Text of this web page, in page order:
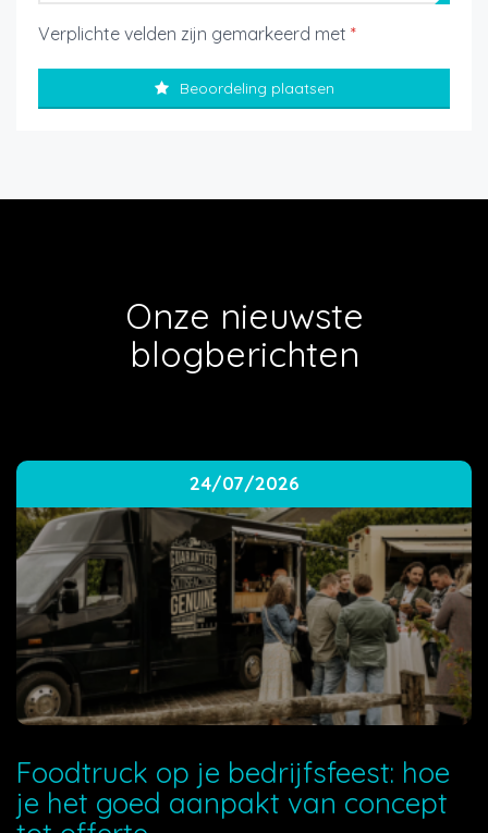
Verplichte velden zijn gemarkeerd met *
Beoordeling plaatsen
Onze nieuwste
blogberichten
24/07/2026
Foodtruck op je bedrijfsfeest: hoe
je het goed aanpakt van concept